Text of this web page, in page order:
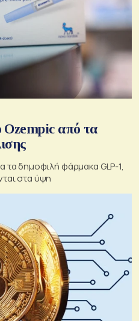
από τα
τα δημοφιλή φάρμακα GLP-1,
στα ύψη